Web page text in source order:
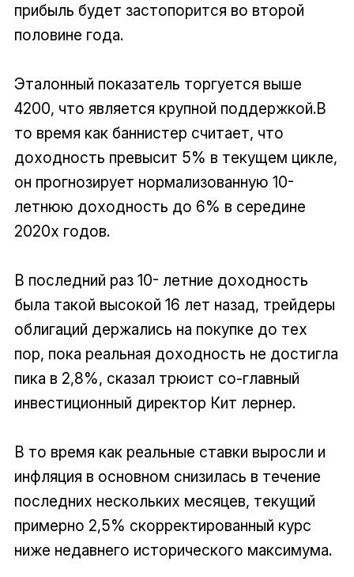
прибыль будет застопорится во второй
половине года.
Эталонный показатель торгуется выше
4200, что является крупной поддержкой.В
то время как баннистер считает, что
доходность превысит 5% в текущем цикле,
он прогнозирует нормализованную 10-
летнюю доходность до 6% в середине
2020х годов.
В последний раз 10- летние доходность
была такой высокой 16 лет назад, трейдеры
облигаций держались на покупке до тех
пор, пока реальная доходность не достигла
пика в 2,8%, сказал трюист со-главный
инвестиционный директор Кит лернер.
В то время как реальные ставки выросли и
инфляция в основном снизилась в течение
последних нескольких месяцев, текущий
примерно 2,5% скорректированный курс
ниже недавнего исторического максимума.